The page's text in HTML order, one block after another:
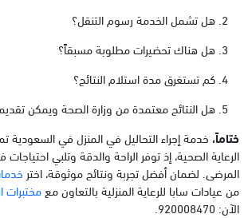
هل تشمل الخدمة رسوم التنقل؟
هل هناك تحضيرات مطلوبة مسبقاً؟
كم تستغرق مدة استلام النتائج؟
هل النتائج معتمدة من وزارة الصحة ويمكن
ختاماً، خدمة إجراء التحاليل في المنزل في السعودية
الرعاية الصحية، إذ توفر الراحة والدقة وتلبي
المرضى. لضمان أفضل تجربة ونتائج موثوقة، اختر
من عيادات سابا للرعاية المنزلية بالتعاون معمختبرات
الآن: 920008470.